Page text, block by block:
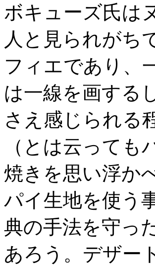
ボキューズ氏は
人と見られがち
フィエであり、
は一線を画する
さえ感じられる
（とは云って
焼きを思い浮か
パイ生地を使う
典の手法を守っ
あろう。デザー